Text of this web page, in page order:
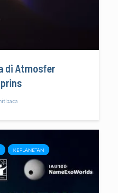
di Atmosfer
baca
KEPLANETAN